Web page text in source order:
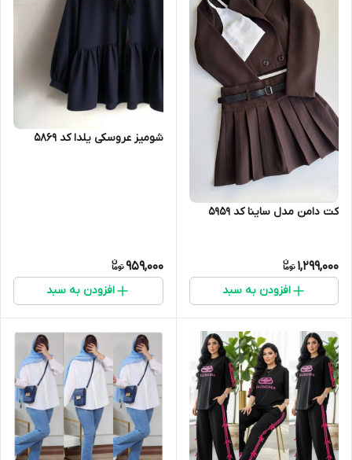
کت دامن مدل ساینا کد 5959
1,299,000
افزودن به سبد
شومیز عروسکی یلدا کد 5869
959,000
افزودن به سبد